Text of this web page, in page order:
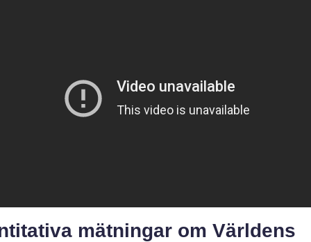
mätningar om Världens